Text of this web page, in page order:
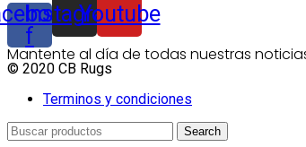
f
Instagram
Youtube
Mantente al día de todas nuestras
© 2020 CB Rugs
Terminos y condiciones
Search